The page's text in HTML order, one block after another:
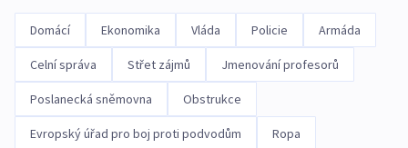
Domácí Ekonomika Vláda Policie Armáda
Celní správa Střet zájmů Jmenování profesorů
Poslanecká sněmovna Obstrukce
Evropský úřad pro boj proti podvodům Ropa